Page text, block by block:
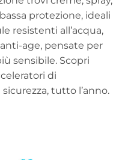
protezione, ideali
resistenti all’acqua,
age, pensate per
sensibile. Scopri
di
tutto l’anno.